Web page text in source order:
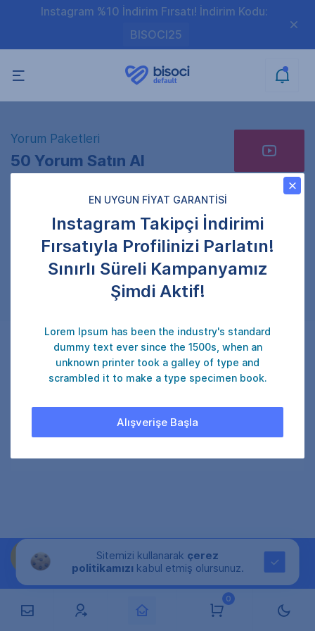
Instagram %10 İndirim Fırsatı! İndirim Kodu:
BISOCI25
0
Yorum Paketleri
50 Yorum Satın Al
Video Linkini Giriniz
Gönderi adresini doğru girdiğinizden emin olun.
₺ 30 ONAYLA
35kullanıcı satın alıyor.
Sitemizi kullanarak çerez
politikamızı kabul etmiş olursunuz.
EN UYGUN FİYAT GARANTİSİ
Instagram Takipçi İndirimi
Fırsatıyla Profilinizi Parlatın!
Sınırlı Süreli Kampanyamız
Şimdi Aktif!
Lorem Ipsum has been the industry's standard
dummy text ever since the 1500s, when an
unknown printer took a galley of type and
scrambled it to make a type specimen book.
Alışverişe Başla